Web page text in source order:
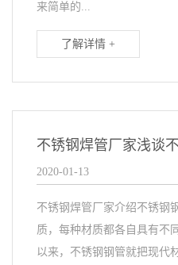
来简单的...
了解详情 +
2020-01-13
不锈钢焊管厂家介绍不锈钢
质，每种材质都各自具有不
以来，不锈钢钢管就把现代